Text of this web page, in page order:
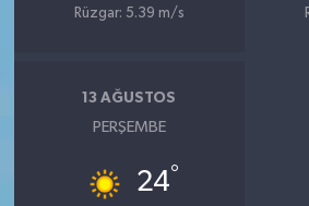
Rüzgar: 5.39 m/s
13 AĞUSTOS
PERŞEMBE
24°